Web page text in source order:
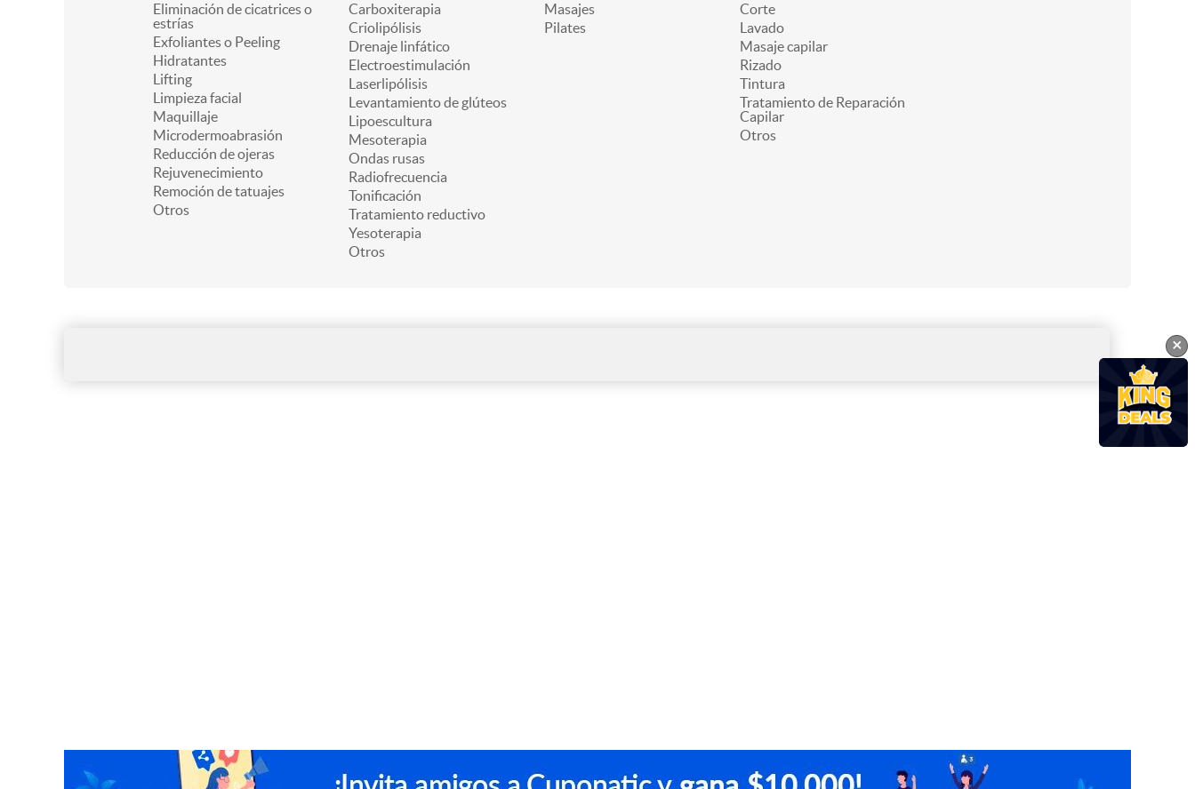
Eliminación de cicatrices o
estrías
Exfoliantes o Peeling
Hidratantes
Lifting
Limpieza facial
Maquillaje
Microdermoabrasión
Reducción de ojeras
Rejuvenecimiento
Remoción de tatuajes
Otros
Carboxiterapia
Criolipólisis
Drenaje linfático
Electroestimulación
Laserlipólisis
Levantamiento de glúteos
Lipoescultura
Mesoterapia
Ondas rusas
Radiofrecuencia
Tonificación
Tratamiento reductivo
Yesoterapia
Otros
Masajes
Pilates
Corte
Lavado
Masaje capilar
Rizado
Tintura
Tratamiento de Reparación
Capilar
Otros
×